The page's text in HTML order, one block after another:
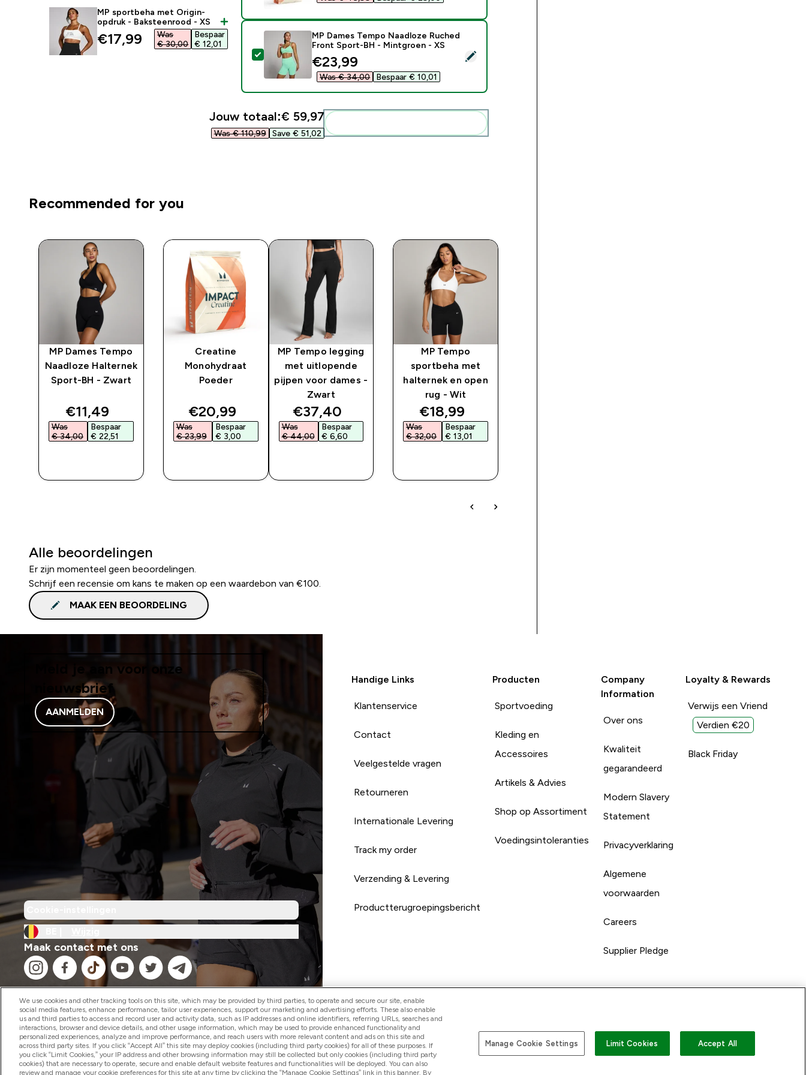
MP sportbeha met Origin-
opdruk - Baksteenrood - XS
discounted price
€17,99‎
Was
€ 30,00‎
Bespaar
€ 12,01‎
Selecteer dit product - MP Dames Tempo Naadloze Ruched Front Sport-BH - Mintgroen - XS
MP Dames Tempo Naadloze Ruched
Front Sport-BH - Mintgroen - XS
discounted price
€23,99‎
Was € 34,00‎ Bespaar € 10,01‎
Jouw totaal:€ 59,97‎
Was € 110,99‎ Save € 51,02‎
Recommended for you
MP Dames Tempo
Naadloze Halternek
Sport-BH - Zwart
discounted price
€11,49‎
Was
€ 34,00‎
Bespaar
€ 22,51‎
Creatine
Monohydraat
Poeder
discounted price
€20,99‎
Was
€ 23,99‎
Bespaar
€ 3,00‎
MP Tempo legging
met uitlopende
pijpen voor dames -
Zwart
discounted price
€37,40‎
Was
€ 44,00‎
Bespaar
€ 6,60‎
MP Tempo
sportbeha met
halternek en open
rug - Wit
discounted price
€18,99‎
Was
€ 32,00‎
Bespaar
€ 13,01‎
Alle beoordelingen
Er zijn momenteel geen beoordelingen.
Schrijf een recensie om kans te maken op een waardebon van €100.
MAAK EEN BEOORDELING
Meld je aan voor onze
nieuwsbrief
AANMELDEN
Maak contact met ons
Handige Links
Klantenservice
Contact
Veelgestelde vragen
Retourneren
Internationale Levering
Track my order
Verzending & Levering
Productterugroepingsbericht
Producten
Sportvoeding
Kleding en
Accessoires
Artikels & Advies
Shop op Assortiment
Voedingsintoleranties
Company
Information
Over ons
Kwaliteit
gegarandeerd
Modern Slavery
Statement
Privacyverklaring
Algemene
voorwaarden
Careers
Supplier Pledge
Loyalty & Rewards
Verwijs een Vriend
Verdien €20
Black Friday
2026 The Hut.com Ltd
We use cookies and other tracking tools on this site, which may be provided by third parties, to operate and secure our site, enable
social media features, enhance performance, tailor user experiences, support our marketing and advertising efforts. These also enable
us and third parties to access and record user and activity data, such as IP addresses and online identifiers, referring URLs, searches and
interactions, browser and device details, and other usage information, which may be used to provide enhanced functionality and
personalized experiences, analyze and improve performance, and reach users with more relevant content and ads on this site and
across third party sites. If you click “Accept All” this site may deploy cookies (including third party cookies) for all of these purposes. If
you click “Limit Cookies,” your IP address and other browsing information may still be collected but only cookies (including third party
cookies) that are necessary to operate, secure and enable default website features and functionalities will be deployed. You can also
review and manage your cookie preferences for this site at any time by clicking the “Manage Cookie Settings” link in this banner. By
Manage Cookie Settings Limit Cookies Accept All